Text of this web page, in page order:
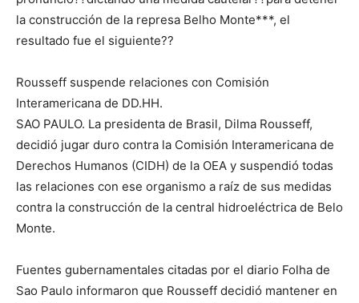
la construcción de la represa Belho Monte***, el
resultado fue el siguiente??
Rousseff suspende relaciones con Comisión
Interamericana de DD.HH.
SAO PAULO. La presidenta de Brasil, Dilma Rousseff,
decidió jugar duro contra la Comisión Interamericana de
Derechos Humanos (CIDH) de la OEA y suspendió todas
las relaciones con ese organismo a raíz de sus medidas
contra la construcción de la central hidroeléctrica de Belo
Monte.
Fuentes gubernamentales citadas por el diario Folha de
Sao Paulo informaron que Rousseff decidió mantener en